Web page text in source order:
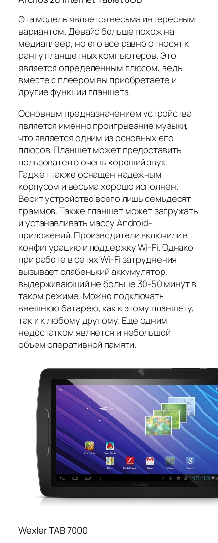
Эта модель является весьма интересным
вариантом. Девайс больше похож на
медиаплеер, но его все равно относят к
рангу планшетных компьютеров. Это
является определенным плюсом, ведь
вместе с плеером вы приобретаете и
другие функции планшета.
Основным предназначением устройства
является именно проигрывание музыки,
что является одним из основных его
плюсов. Планшет может предоставить
пользователю очень хороший звук.
Гаджет также оснащен надежным
корпусом и весьма хорошо исполнен.
Весит устройство всего лишь семьдесят
граммов. Также планшет может загружать
и устанавливать массу Android-
приложений. Производители включили в
конфигурацию и поддержку Wi-Fi. Однако
при работе в сетях Wi-Fi затруднения
вызывает слабенький аккумулятор,
выдерживающий не больше 30-50 минут в
таком режиме. Можно подключать
внешнюю батарею, как к этому планшету,
так и к любому другому. Еще одним
недостатком является и небольшой
объем оперативной памяти.
Wexler TAB 7000